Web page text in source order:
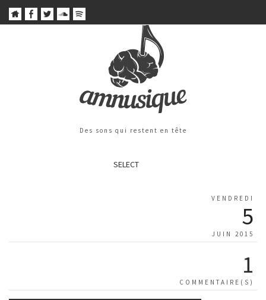
Des sons qui restent en tête
SELECT
VENDREDI
5
JUIN 2015
1
COMMENTAIRE(S)